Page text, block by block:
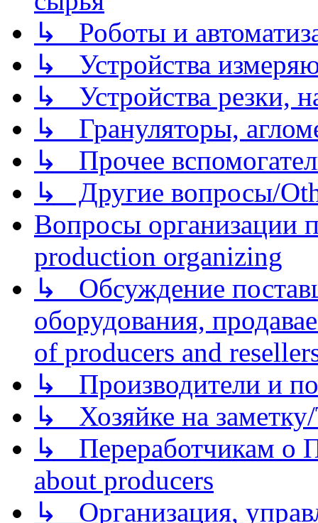
↳ Роботы и
↳ Устройства
↳ Устройства резки,
↳ Грануляторы,
↳ Прочее
↳ Другие вопросы/
Вопросы организации
production organizing
↳ Обсуждение
оборудования,
of producers and
↳ Производители и
↳ Хозяйке на
↳ Переработчикам о
about producers
↳ Организация,